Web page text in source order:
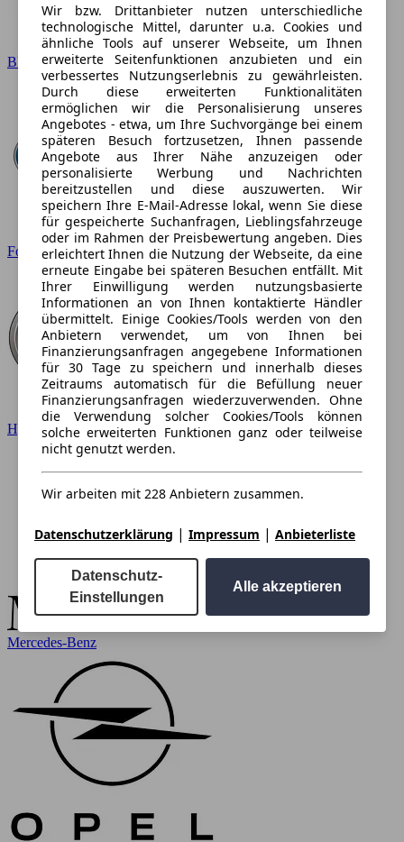
BMW
Ford
Hyundai
Mercedes-Benz
Wir bzw. Drittanbieter nutzen unterschiedliche
technologische Mittel, darunter u.a. Cookies und
ähnliche Tools auf unserer Webseite, um Ihnen
erweiterte Seitenfunktionen anzubieten und ein
verbessertes Nutzungserlebnis zu gewährleisten.
Durch diese erweiterten Funktionalitäten
ermöglichen wir die Personalisierung unseres
Angebotes - etwa, um Ihre Suchvorgänge bei einem
späteren Besuch fortzusetzen, Ihnen passende
Angebote aus Ihrer Nähe anzuzeigen oder
personalisierte Werbung und Nachrichten
bereitzustellen und diese auszuwerten. Wir
speichern Ihre E-Mail-Adresse lokal, wenn Sie diese
für gespeicherte Suchanfragen, Lieblingsfahrzeuge
oder im Rahmen der Preisbewertung angeben. Dies
erleichtert Ihnen die Nutzung der Webseite, da eine
erneute Eingabe bei späteren Besuchen entfällt. Mit
Ihrer Einwilligung werden nutzungsbasierte
Informationen an von Ihnen kontaktierte Händler
übermittelt. Einige Cookies/Tools werden von den
Anbietern verwendet, um von Ihnen bei
Finanzierungsanfragen angegebene Informationen
für 30 Tage zu speichern und innerhalb dieses
Zeitraums automatisch für die Befüllung neuer
Finanzierungsanfragen wiederzuverwenden. Ohne
die Verwendung solcher Cookies/Tools können
solche erweiterten Funktionen ganz oder teilweise
nicht genutzt werden.
Wir arbeiten mit 228 Anbietern zusammen.
Datenschutzerklärung | Impressum | Anbieterliste
Datenschutz-
Einstellungen
Alle akzeptieren